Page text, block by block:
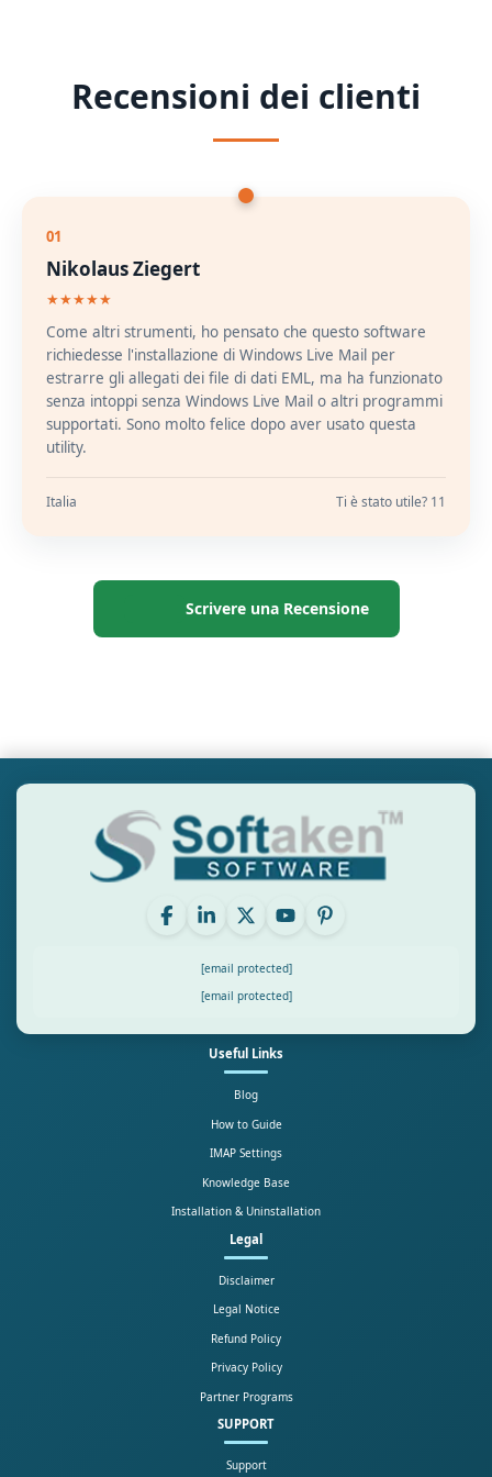
Recensioni dei clienti
01
Nikolaus Ziegert
★★★★★
Come altri strumenti, ho pensato che questo software
richiedesse l'installazione di Windows Live Mail per
estrarre gli allegati dei file di dati EML, ma ha funzionato
senza intoppi senza Windows Live Mail o altri programmi
supportati. Sono molto felice dopo aver usato questa
utility.
Italia Ti è stato utile? 11
Scrivere una Recensione
[email protected]
[email protected]
Useful Links
Blog
How to Guide
IMAP Settings
Knowledge Base
Installation & Uninstallation
Legal
Disclaimer
Legal Notice
Refund Policy
Privacy Policy
Partner Programs
SUPPORT
Support